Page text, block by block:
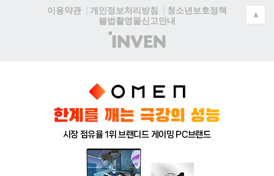
이용약관
개인정보처리방침
청소년보호정책
불법촬영물신고안내
(주)
인
▲